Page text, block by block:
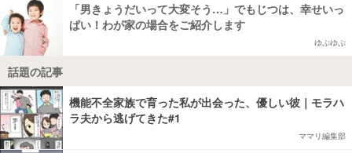
「男きょうだいって大変そう…」でもじつは、幸せいっ
ぱい！わが家の場合をご紹介します
ゆぷゆぷ
話題の記事
機能不全家族で育った私が出会った、優しい彼｜モラハ
ラ夫から逃げてきた#1
ママリ編集部